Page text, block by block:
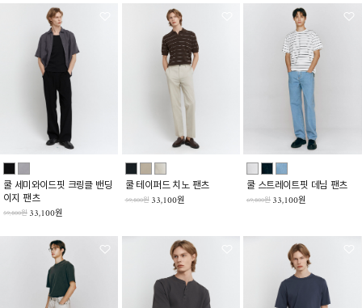
쿨 세미와이드핏 크링클 밴딩
이지 팬츠
59,800원 33,100원
쿨 테이퍼드 치노 팬츠
59,800원 33,100원
쿨 스트레이트핏 데님 팬츠
69,800원 33,100원